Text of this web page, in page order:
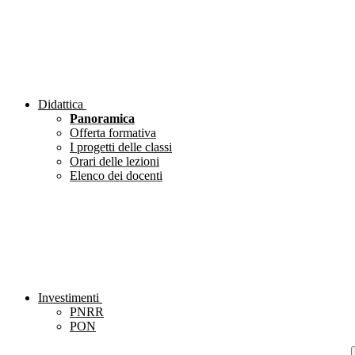
Didattica
Panoramica
Offerta formativa
I progetti delle classi
Orari delle lezioni
Elenco dei docenti
Investimenti
PNRR
PON